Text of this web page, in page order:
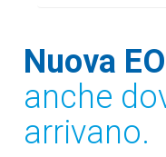
Nuova
anche
arrivano.